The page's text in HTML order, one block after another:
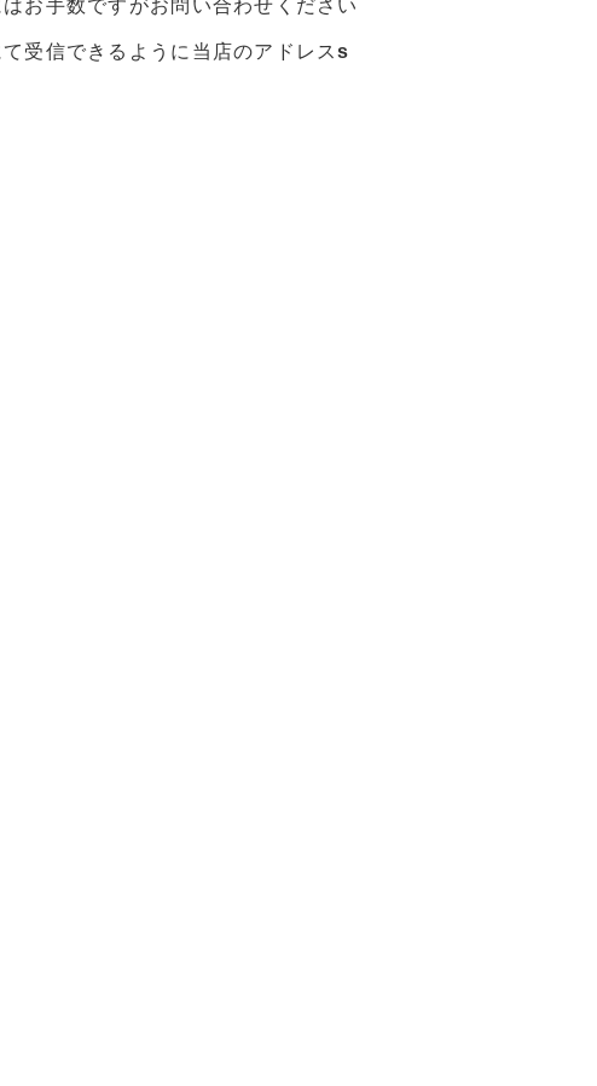
お手数ですがお問い合わせください
受信できるように当店のアドレスs